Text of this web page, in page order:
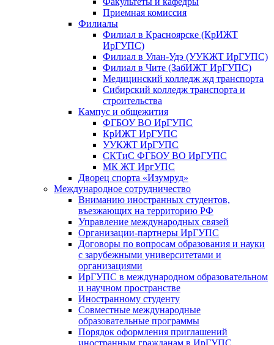
Приемная комиссия
Филиалы
Филиал в Красноярске (КрИЖТ
ИрГУПС)
Филиал в Улан-Удэ (УУКЖТ ИрГУПС)
Филиал в Чите (ЗабИЖТ ИрГУПС)
Медицинский колледж жд транспорта
Сибирский колледж транспорта и
строительства
Кампус и общежития
ФГБОУ ВО ИрГУПС
КрИЖТ ИрГУПС
УУКЖТ ИрГУПС
СКТиС ФГБОУ ВО ИрГУПС
МК ЖТ ИргУПС
Дворец спорта «Изумруд»
Международное сотрудничество
Вниманию иностранных студентов,
въезжающих на территорию РФ
Управление международных связей
Организации-партнеры ИрГУПС
Договоры по вопросам образования и науки
с зарубежными университетами и
организациями
ИрГУПС в международном образовательном
и научном пространстве
Иностранному студенту
Совместные международные
образовательные программы
Порядок оформления приглашений
иностранным гражданам в ИрГУПС